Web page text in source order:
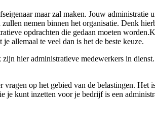
maar zal maken. Jouw
nemen binnen het organisatie. Denk
opdrachten die gedaan moeten
allemaal te veel dan is het de beste keuze.
hier administratieve medewerkers in
op het gebied van de belastingen.
kunt inzetten voor je bedrijf is een